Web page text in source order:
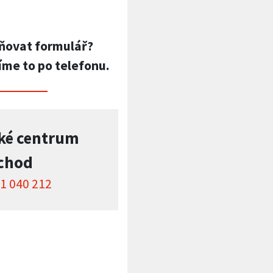
formulář?
to po telefonu.
centrum
040 212